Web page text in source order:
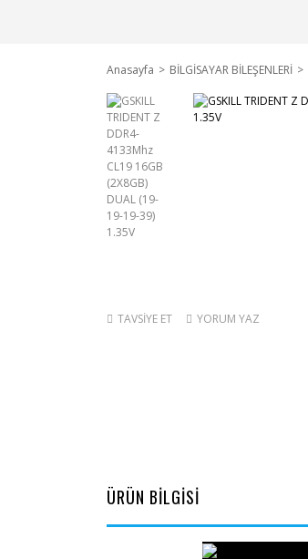
Anasayfa BİLGİSAYAR BİLEŞENLERİ
TAVSİYE ET YORUM YAZ
ÜRÜN BİLGİSİ